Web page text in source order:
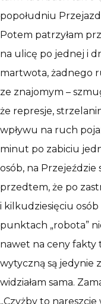
popołudniu
Potem patrzyłam
na ulicę po jednej i
martwota, żadnego
ze znajomym –
że represje,
wpływu na ruch
minut po zabiciu
osób, na Przejeździe
przedtem, że po
i kilkudziesięciu
punktach „robota”
nawet na ceny fakty
wytyczną są jedynie
widziałam sama.
„Czyżby to